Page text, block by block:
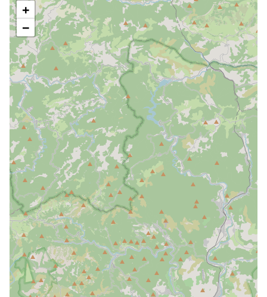
+
−